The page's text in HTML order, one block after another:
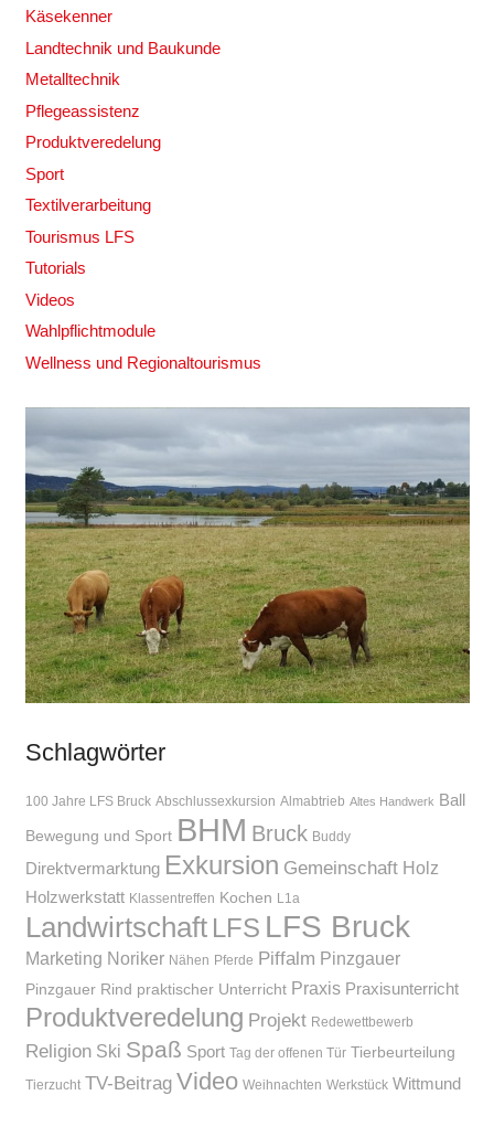
Käsekenner
Landtechnik und Baukunde
Metalltechnik
Pflegeassistenz
Produktveredelung
Sport
Textilverarbeitung
Tourismus LFS
Tutorials
Videos
Wahlpflichtmodule
Wellness und Regionaltourismus
Schlagwörter
100 Jahre LFS Bruck Abschlussexkursion Almabtrieb Altes Handwerk Ball
Bewegung und Sport BHM Bruck Buddy
Direktvermarktung Exkursion Gemeinschaft Holz
Holzwerkstatt Klassentreffen Kochen L1a
Landwirtschaft LFS LFS Bruck
Marketing Noriker Nähen Pferde Piffalm Pinzgauer
Pinzgauer Rind praktischer Unterricht Praxis Praxisunterricht
Produktveredelung Projekt Redewettbewerb
Religion Ski Spaß Sport Tag der offenen Tür Tierbeurteilung
Tierzucht TV-Beitrag Video Weihnachten Werkstück Wittmund